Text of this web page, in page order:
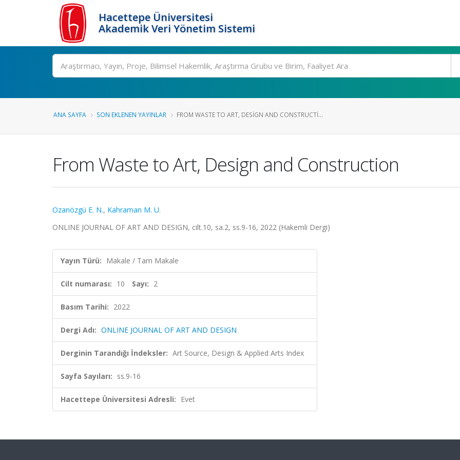
Hacettepe Üniversitesi
Akademik Veri Yönetim Sistemi
Ara
ANA SAYFA SON EKLENEN YAYINLAR FROM WASTE TO ART, DESIGN AND CONSTRUCTI...
From Waste to Art, Design and Construction
Ozanözgü E. N., Kahraman M. U.
ONLINE JOURNAL OF ART AND DESIGN, cilt.10, sa.2, ss.9-16, 2022 (Hakemli Dergi)
Yayın Türü: Makale / Tam Makale
Cilt numarası: 10 Sayı: 2
Basım Tarihi: 2022
Dergi Adı: ONLINE JOURNAL OF ART AND DESIGN
Derginin Tarandığı İndeksler: Art Source, Design & Applied Arts Index
Sayfa Sayıları: ss.9-16
Hacettepe Üniversitesi Adresli: Evet